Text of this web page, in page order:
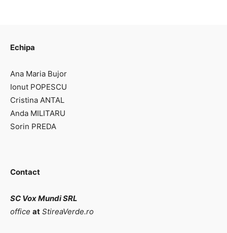
Echipa
Ana Maria Bujor
Ionut POPESCU
Cristina ANTAL
Anda MILITARU
Sorin PREDA
Contact
SC Vox Mundi SRL
office at StireaVerde.ro